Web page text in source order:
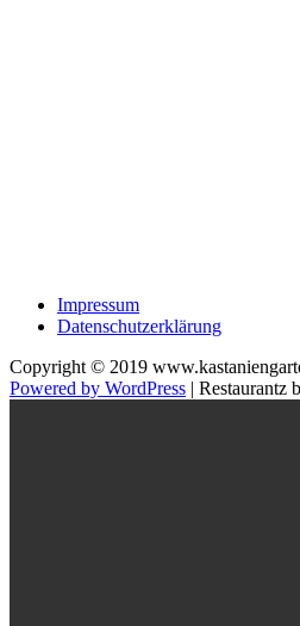
Impressum
Datenschutzerklärung
Copyright © 2019
Powered by WordPress | Restaurantz